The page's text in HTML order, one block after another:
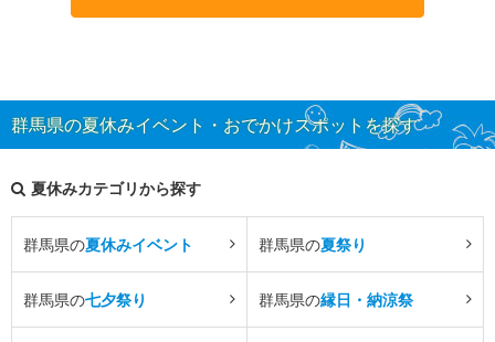
群馬県の夏休みイベント・おでかけスポットを探す
夏休みカテゴリから探す
群馬県の夏休みイベント 群馬県の夏祭り
群馬県の七夕祭り 群馬県の縁日・納涼祭